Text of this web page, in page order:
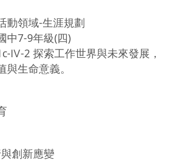
動領域-生涯規劃
中7-9年級(四)
Ⅳ-2 探索工作世界與未來發展，
生命意義。
創新應變